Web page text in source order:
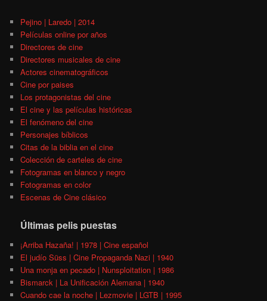
Pejino | Laredo | 2014
Películas online por años
Directores de cine
Directores musicales de cine
Actores cinematográficos
Cine por paises
Los protagonistas del cine
El cine y las películas históricas
El fenómeno del cine
Personajes bíblicos
Citas de la biblia en el cine
Colección de carteles de cine
Fotogramas en blanco y negro
Fotogramas en color
Escenas de Cine clásico
Últimas pelis puestas
¡Arriba Hazaña! | 1978 | Cine español
El judío Süss | Cine Propaganda Nazi | 1940
Una monja en pecado | Nunsploitation | 1986
Bismarck | La Unificación Alemana | 1940
Cuando cae la noche | Lezmovie | LGTB | 1995